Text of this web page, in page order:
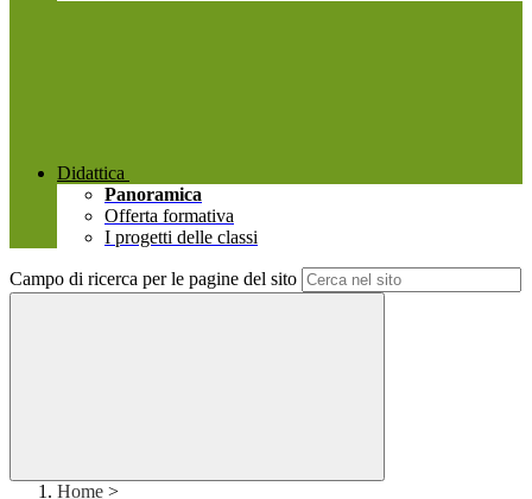
Didattica
Panoramica
Offerta formativa
I progetti delle classi
Campo di ricerca per le pagine del sito
Home >